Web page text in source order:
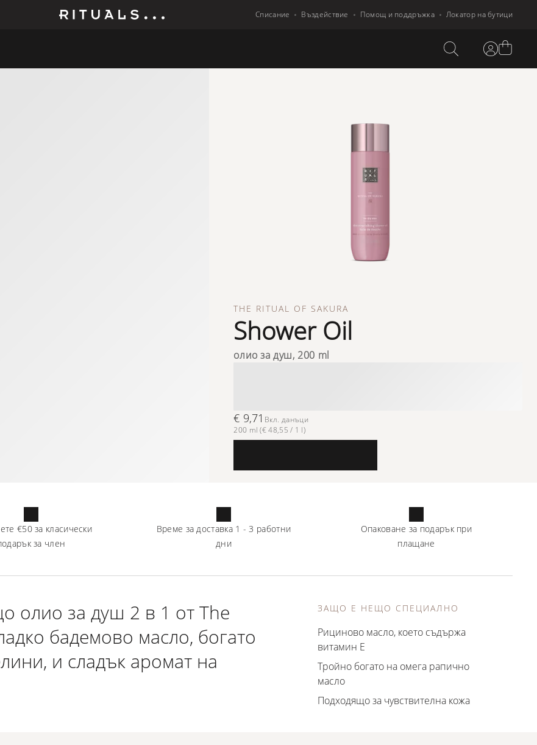
Списание Въздействие Помощ и поддръжка Локатор на бутици
THE RITUAL OF SAKURA
Shower Oil
олио за душ, 200 ml
€ 9,71 Вкл. данъци
200 ml (€ 48,55 / 1 l)
€50 за класически
за член
Време за доставка 1 - 3 работни
дни
Опаковане за подарък при
плащане
олио за душ 2 в 1 от The
бадемово масло, богато
и сладък аромат на
ЗАЩО Е НЕЩО СПЕЦИАЛНО
Рициново масло, което съдържа
витамин Е
Тройно богато на омега рапично
масло
Подходящо за чувствителна кожа